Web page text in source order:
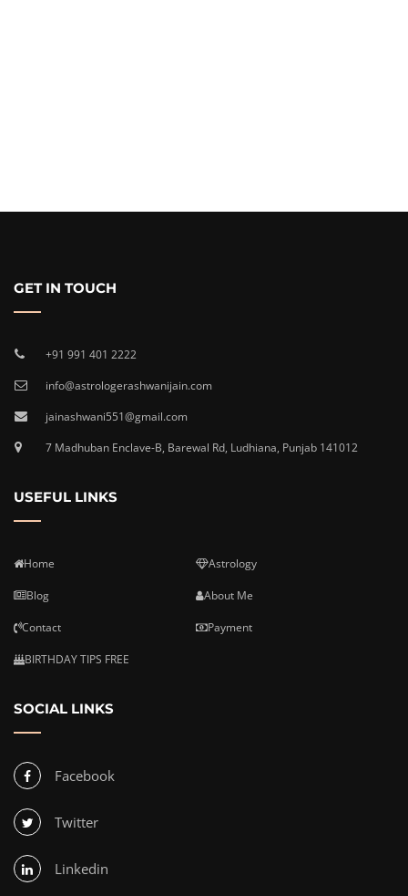
GET IN TOUCH
+91 991 401 2222
info@astrologerashwanijain.com
jainashwani551@gmail.com
7 Madhuban Enclave-B, Barewal Rd, Ludhiana, Punjab 141012
USEFUL LINKS
Home Astrology
Blog About Me
Contact Payment
BIRTHDAY TIPS FREE
SOCIAL LINKS
Facebook
Twitter
Linkedin